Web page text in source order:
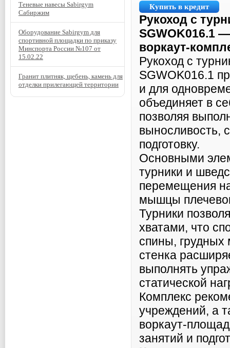
Купить в кредит
Рукоход с
SGWOK016.1
воркаут-
Рукоход с
SGWOK016.1
и для
объединяет в
позволяя
выносливость,
подготовку.
Основными
турники и
перемещения
мышцы
Турники
хватами, что
спины,
стенка
выполнять
статической
Комплекс
учреждений, а
воркаут-
занятий и
Теневые навесы Sabirgym
Сабиржим
Оборудование Sabirgym для
спортивной площадки по приказу
Минспорта России №107 от
15.02.22
Гранит плитняк, щебень, камень для
отделки прилегающей территории